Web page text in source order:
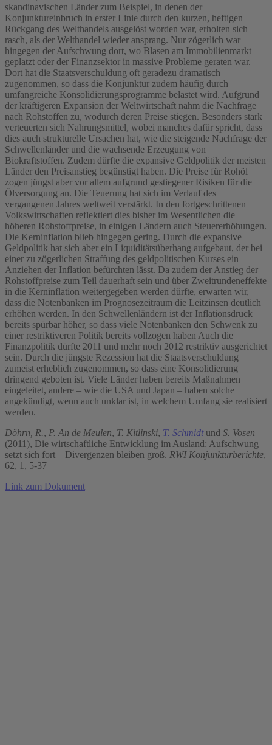
skandinavischen Länder zum Beispiel, in denen der
Konjunktureinbruch in erster Linie durch den kurzen, heftigen
Rückgang des Welthandels ausgelöst worden war, erholten sich
rasch, als der Welthandel wieder ansprang. Nur zögerlich war
hingegen der Aufschwung dort, wo Blasen am Immobilienmarkt
geplatzt oder der Finanzsektor in massive Probleme geraten war.
Dort hat die Staatsverschuldung oft geradezu dramatisch
zugenommen, so dass die Konjunktur zudem häufig durch
umfangreiche Konsolidierungsprogramme belastet wird. Aufgrund
der kräftigeren Expansion der Weltwirtschaft nahm die Nachfrage
nach Rohstoffen zu, wodurch deren Preise stiegen. Besonders stark
verteuerten sich Nahrungsmittel, wobei manches dafür spricht, dass
dies auch strukturelle Ursachen hat, wie die steigende Nachfrage der
Schwellenländer und die wachsende Erzeugung von
Biokraftstoffen. Zudem dürfte die expansive Geldpolitik der meisten
Länder den Preisanstieg begünstigt haben. Die Preise für Rohöl
zogen jüngst aber vor allem aufgrund gestiegener Risiken für die
Ölversorgung an. Die Teuerung hat sich im Verlauf des
vergangenen Jahres weltweit verstärkt. In den fortgeschrittenen
Volkswirtschaften reflektiert dies bisher im Wesentlichen die
höheren Rohstoffpreise, in einigen Ländern auch Steuererhöhungen.
Die Kerninflation blieb hingegen gering. Durch die expansive
Geldpolitik hat sich aber ein Liquiditätsüberhang aufgebaut, der bei
einer zu zögerlichen Straffung des geldpolitischen Kurses ein
Anziehen der Inflation befürchten lässt. Da zudem der Anstieg der
Rohstoffpreise zum Teil dauerhaft sein und über Zweitrundeneffekte
in die Kerninflation weitergegeben werden dürfte, erwarten wir,
dass die Notenbanken im Prognosezeitraum die Leitzinsen deutlich
erhöhen werden. In den Schwellenländern ist der Inflationsdruck
bereits spürbar höher, so dass viele Notenbanken den Schwenk zu
einer restriktiveren Politik bereits vollzogen haben Auch die
Finanzpolitik dürfte 2011 und mehr noch 2012 restriktiv ausgerichtet
sein. Durch die jüngste Rezession hat die Staatsverschuldung
zumeist erheblich zugenommen, so dass eine Konsolidierung
dringend geboten ist. Viele Länder haben bereits Maßnahmen
eingeleitet, andere – wie die USA und Japan – haben solche
angekündigt, wenn auch unklar ist, in welchem Umfang sie realisiert
werden.
Döhrn, R., P. An de Meulen, T. Kitlinski, T. Schmidtund S. Vosen
(2011), Die wirtschaftliche Entwicklung im Ausland: Aufschwung
setzt sich fort – Divergenzen bleiben groß. RWI Konjunkturberichte,
62, 1, 5-37
Link zum Dokument